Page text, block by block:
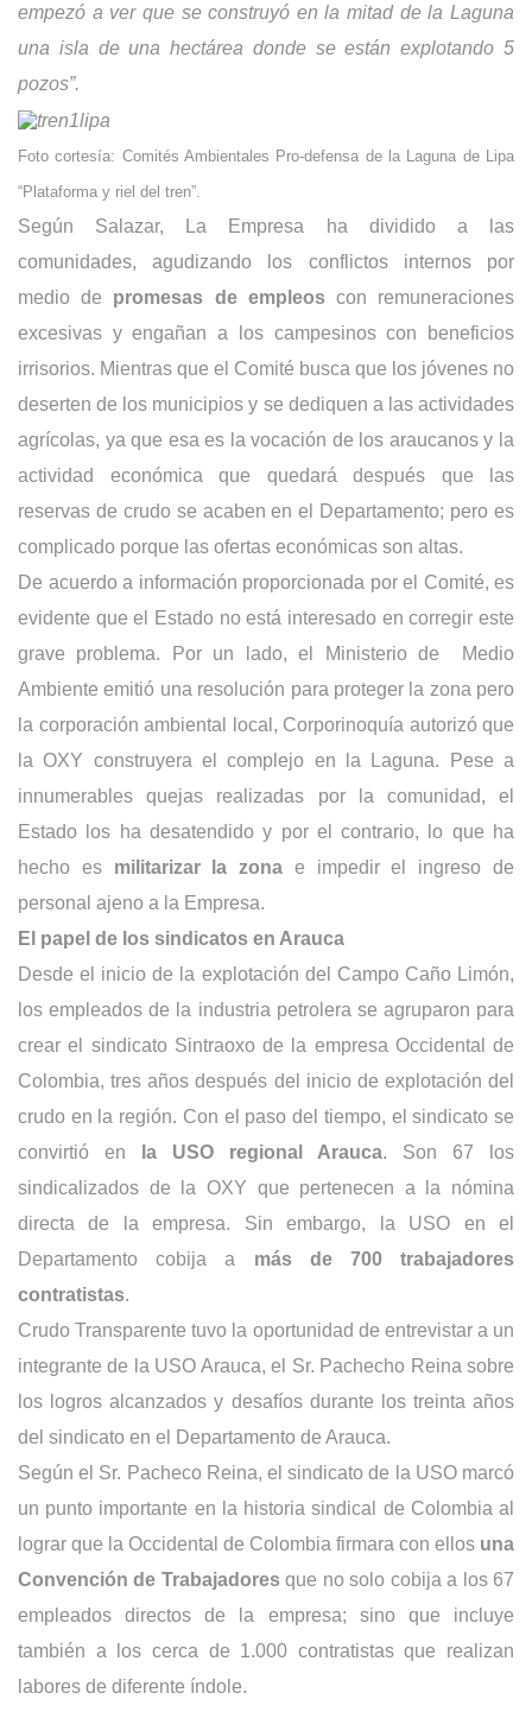
empezó a ver que se construyó en la mitad de la Laguna
una isla de una hectárea donde se están explotando 5
pozos”.
Foto cortesía: Comités Ambientales Pro-defensa de la Laguna de Lipa
“Plataforma y riel del tren”.
Según Salazar, La Empresa ha dividido a las
comunidades, agudizando los conflictos internos por
medio de promesas de empleoscon remuneraciones
excesivas y engañan a los campesinos con beneficios
irrisorios. Mientras que el Comité busca que los jóvenes no
deserten de los municipios y se dediquen a las actividades
agrícolas, ya que esa es la vocación de los araucanos y la
actividad económica que quedará después que las
reservas de crudo se acaben en el Departamento; pero es
complicado porque las ofertas económicas son altas.
De acuerdo a información proporcionada por el Comité, es
evidente que el Estado no está interesado en corregir este
grave problema. Por un lado, el Ministerio de Medio
Ambiente emitió una resolución para proteger la zona pero
la corporación ambiental local, Corporinoquía autorizó que
la OXY construyera el complejo en la Laguna. Pese a
innumerables quejas realizadas por la comunidad, el
Estado los ha desatendido y por el contrario, lo que ha
hecho es militarizar la zona e impedir el ingreso de
personal ajeno a la Empresa.
El papel de los sindicatos en Arauca
Desde el inicio de la explotación del Campo Caño Limón,
los empleados de la industria petrolera se agruparon para
crear el sindicato Sintraoxo de la empresa Occidental de
Colombia, tres años después del inicio de explotación del
crudo en la región. Con el paso del tiempo, el sindicato se
convirtió en
la USO regional Arauca. Son 67 los
sindicalizados de la OXY que pertenecen a la nómina
directa de la empresa. Sin embargo, la USO en el
Departamento cobija a más de 700 trabajadores
contratistas.
Crudo Transparente tuvo la oportunidad de entrevistar a un
integrante de la USO Arauca, el Sr. Pachecho Reina sobre
los logros alcanzados y desafíos durante los treinta años
del sindicato en el Departamento de Arauca.
Según el Sr. Pacheco Reina, el sindicato de la USO marcó
un punto importante en la historia sindical de Colombia al
lograr que la Occidental de Colombia firmara con ellos una
Convención de Trabajadoresque no solo cobija a los 67
empleados directos de la empresa; sino que incluye
también a los cerca de 1.000 contratistas que realizan
labores de diferente índole.